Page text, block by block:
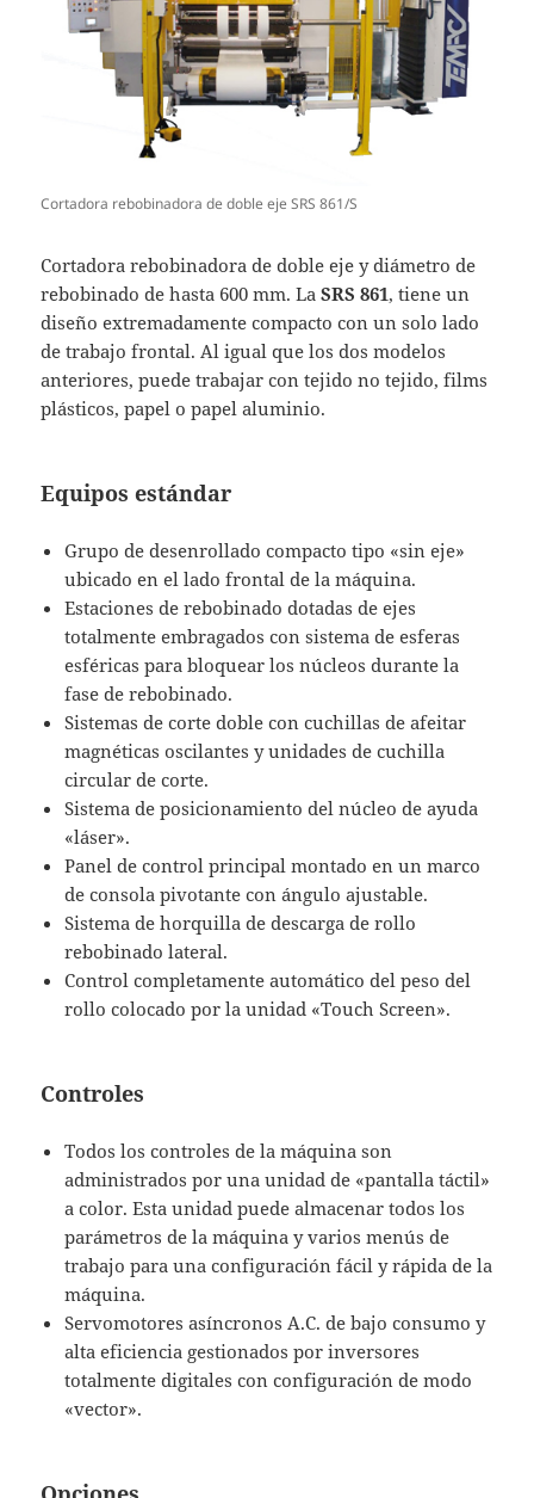
Cortadora rebobinadora de doble eje SRS 861/S
Cortadora rebobinadora de doble eje y diámetro de
rebobinado de hasta 600 mm. LaSRS 861, tiene un
diseño extremadamente compacto con un solo lado
de trabajo frontal. Al igual que los dos modelos
anteriores, puede trabajar con tejido no tejido, films
plásticos, papel o papel aluminio.
Equipos estándar
Grupo de desenrollado compacto tipo «sin eje»
ubicado en el lado frontal de la máquina.
Estaciones de rebobinado dotadas de ejes
totalmente embragados con sistema de esferas
esféricas para bloquear los núcleos durante la
fase de rebobinado.
Sistemas de corte doble con cuchillas de afeitar
magnéticas oscilantes y unidades de cuchilla
circular de corte.
Sistema de posicionamiento del núcleo de ayuda
«láser».
Panel de control principal montado en un marco
de consola pivotante con ángulo ajustable.
Sistema de horquilla de descarga de rollo
rebobinado lateral.
Control completamente automático del peso del
rollo colocado por la unidad «Touch Screen».
Controles
Todos los controles de la máquina son
administrados por una unidad de «pantalla táctil»
a color. Esta unidad puede almacenar todos los
parámetros de la máquina y varios menús de
trabajo para una configuración fácil y rápida de la
máquina.
Servomotores asíncronos A.C. de bajo consumo y
alta eficiencia gestionados por inversores
totalmente digitales con configuración de modo
«vector».